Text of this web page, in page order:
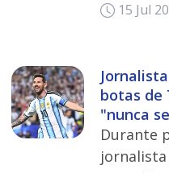
15 Jul
botas de
"nunca
Durante